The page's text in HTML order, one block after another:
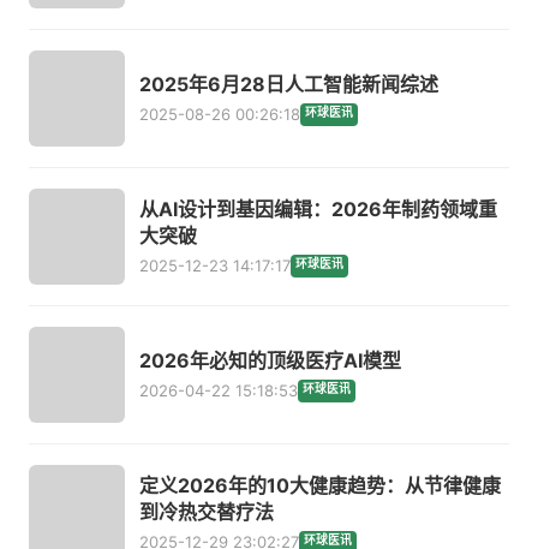
2025年6月28日人工智能新闻综述
2025-08-26 00:26:18 环球医讯
从AI设计到基因编辑：2026年制药领域重
大突破
2025-12-23 14:17:17 环球医讯
2026年必知的顶级医疗AI模型
2026-04-22 15:18:53 环球医讯
定义2026年的10大健康趋势：从节律健康
到冷热交替疗法
2025-12-29 23:02:27 环球医讯